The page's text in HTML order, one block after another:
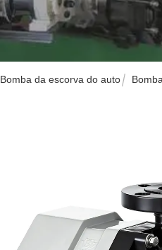
Bomba da escorva do auto